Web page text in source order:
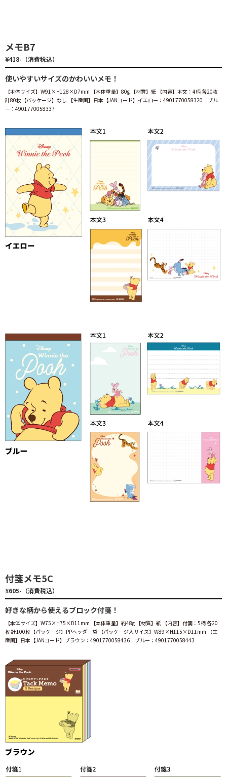
メモB7
¥418-（消費税込）
使いやすいサイズのかわいいメモ！
【本体サイズ】W91×H128×D7mm 【本体重量】80g 【材質】紙 【内容】本文：4柄 各20枚
計80枚【パッケージ】なし 【生産国】日本【JANコード】イエロー：4901770058320 ブル
ー：4901770058337
付箋メモ5C
¥605-（消費税込）
好きな柄から使えるブロック付箋！
【本体サイズ】W75×H75×D11mm 【本体重量】約48g 【材質】紙 【内容】付箋：5柄 各20
枚 計100枚【パッケージ】PPヘッダー袋 【パッケージ入サイズ】W89×H115×D11mm 【生
産国】日本【JANコード】ブラウン：4901770058436 ブルー：4901770058443